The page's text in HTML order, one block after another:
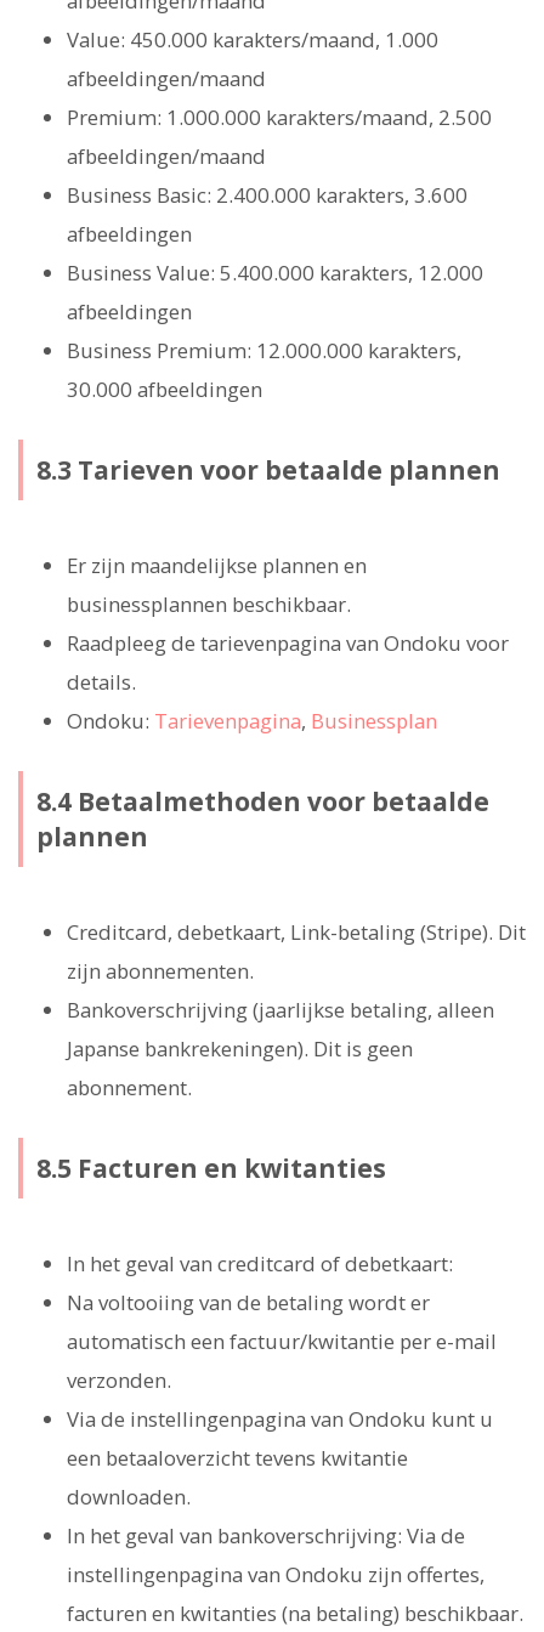
Value: 450.000 karakters/maand, 1.000
afbeeldingen/maand
Premium: 1.000.000 karakters/maand, 2.500
afbeeldingen/maand
Business Basic: 2.400.000 karakters, 3.600
afbeeldingen
Business Value: 5.400.000 karakters, 12.000
afbeeldingen
Business Premium: 12.000.000 karakters,
30.000 afbeeldingen
8.3 Tarieven voor betaalde plannen
Er zijn maandelijkse plannen en
businessplannen beschikbaar.
Raadpleeg de tarievenpagina van Ondoku voor
details.
Ondoku: Tarievenpagina, Businessplan
8.4 Betaalmethoden voor betaalde
plannen
Creditcard, debetkaart, Link-betaling (Stripe). Dit
zijn abonnementen.
Bankoverschrijving (jaarlijkse betaling, alleen
Japanse bankrekeningen). Dit is geen
abonnement.
8.5 Facturen en kwitanties
In het geval van creditcard of debetkaart:
Na voltooiing van de betaling wordt er
automatisch een factuur/kwitantie per e-mail
verzonden.
Via de instellingenpagina van Ondoku kunt u
een betaaloverzicht tevens kwitantie
downloaden.
In het geval van bankoverschrijving: Via de
instellingenpagina van Ondoku zijn offertes,
facturen en kwitanties (na betaling) beschikbaar.